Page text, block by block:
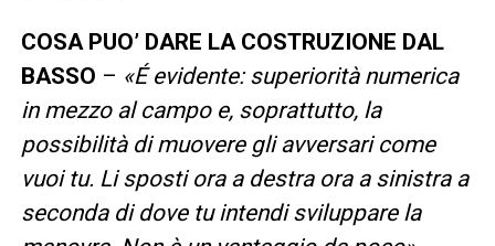
COSA PUO’ DARE LA COSTRUZIONE DAL
BASSO – «É evidente: superiorità numerica
in mezzo al campo e, soprattutto, la
possibilità di muovere gli avversari come
vuoi tu. Li sposti ora a destra ora a sinistra a
seconda di dove tu intendi sviluppare la